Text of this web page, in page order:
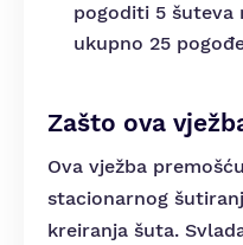
pogoditi 5 šuteva
ukupno 25
Zašto ova
Ova vježba
stacionarnog
kreiranja šuta.